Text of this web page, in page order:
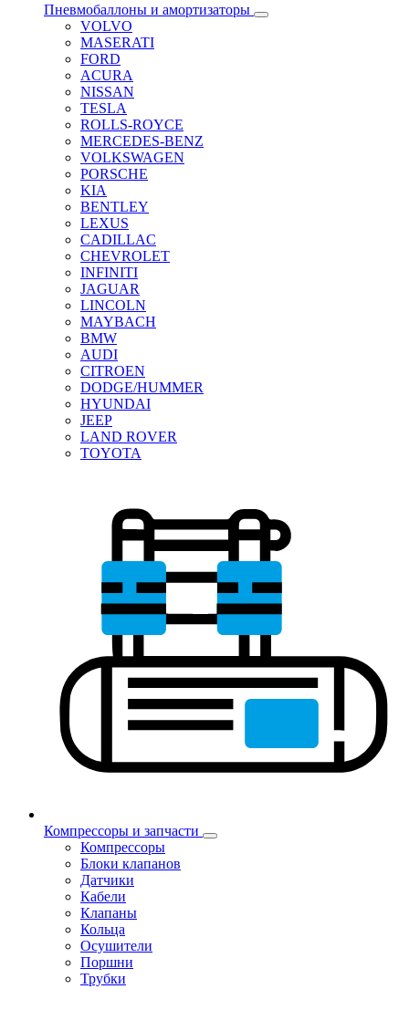
Пневмобаллоны и амортизаторы
VOLVO
MASERATI
FORD
ACURA
NISSAN
TESLA
ROLLS-ROYCE
MERCEDES-BENZ
VOLKSWAGEN
PORSCHE
KIA
BENTLEY
LEXUS
CADILLAC
CHEVROLET
INFINITI
JAGUAR
LINCOLN
MAYBACH
BMW
AUDI
CITROEN
DODGE/HUMMER
HYUNDAI
JEEP
LAND ROVER
TOYOTA
Компрессоры и запчасти
Компрессоры
Блоки клапанов
Датчики
Кабели
Клапаны
Кольца
Осушители
Поршни
Трубки